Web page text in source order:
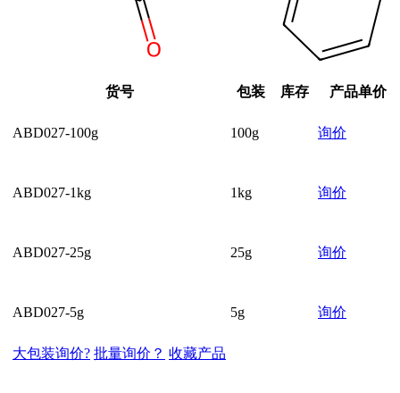
货号 包装 库存 产品单价
ABD027-100g 100g 询价
ABD027-1kg 1kg 询价
ABD027-25g 25g 询价
ABD027-5g 5g 询价
大包装询价? 批量询价？ 收藏产品